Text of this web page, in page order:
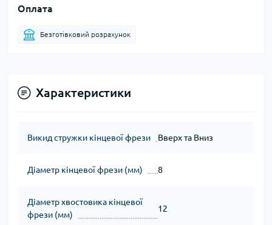
Оплата
Безготівковий розрахунок
Характеристики
Викид стружки кінцевої фрези Вверх та Вниз
Діаметр кінцевої фрези (мм) 8
Діаметр хвостовика кінцевої
фрези (мм)
12